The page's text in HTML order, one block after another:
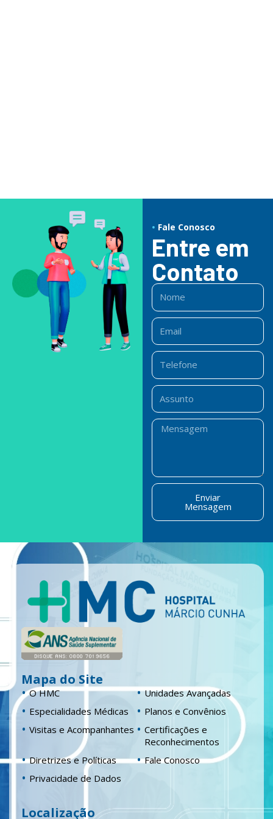
Fale Conosco
Entre em
Contato
Nome
Email
Telefone
Assunto
Mensagem
Enviar
Mensagem
Mapa do Site
O HMC
Unidades Avançadas
Especialidades Médicas
Planos e Convênios
Visitas e Acompanhantes
Certificações e
Reconhecimentos
Diretrizes e Políticas
Fale Conosco
Privacidade de Dados
Localização